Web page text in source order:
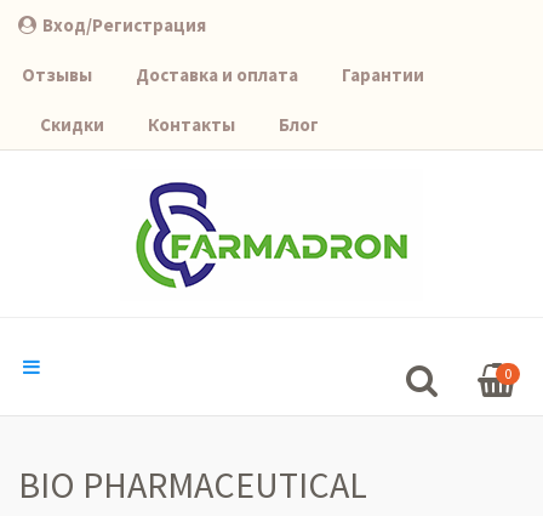
Вход/Регистрация
Отзывы Доставка и оплата Гарантии
Скидки Контакты Блог
0
BIO PHARMACEUTICAL